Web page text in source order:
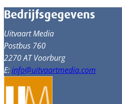
Bedrijfsgegevens
Uitvaart Media
Postbus 760
2270 AT Voorburg
E:info@uitvaartmedia.com